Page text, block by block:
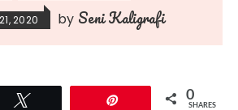
2020 by Seni Kaligrafi
0
SHARES